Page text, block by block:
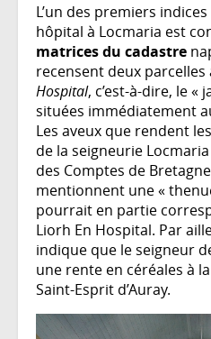
L’un des premiers indices
hôpital à Locmaria est
matrices du cadastre
recensent deux parcelles
Hospital, c’est-à-dire, le «
situées immédiatement
Les aveux que rendent
de la seigneurie
des Comptes de
mentionnent une «
pourrait en partie
Liorh En Hospital. Par
indique que le seigneur
une rente en céréales à
Saint-Esprit d’Auray.